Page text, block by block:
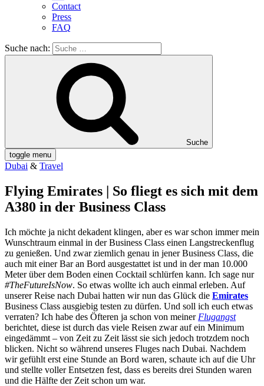
Contact
Press
FAQ
Suche nach:
Suche
toggle menu
Dubai & Travel
Flying Emirates | So fliegt es sich mit dem
A380 in der Business Class
Ich möchte ja nicht dekadent klingen, aber es war schon immer mein
Wunschtraum einmal in der Business Class einen Langstreckenflug
zu genießen. Und zwar ziemlich genau in jener Business Class, die
auch mit einer Bar an Bord ausgestattet ist und in der man 10.000
Meter über dem Boden einen Cocktail schlürfen kann. Ich sage nur
#TheFutureIsNow. So etwas wollte ich auch einmal erleben. Auf
unserer Reise nach Dubai hatten wir nun das Glück die Emirates
Business Class ausgiebig testen zu dürfen. Und soll ich euch etwas
verraten? Ich habe des Öfteren ja schon von meiner Flugangst
berichtet, diese ist durch das viele Reisen zwar auf ein Minimum
eingedämmt – von Zeit zu Zeit lässt sie sich jedoch trotzdem noch
blicken. Nicht so während unseres Fluges nach Dubai. Nachdem
wir gefühlt erst eine Stunde an Bord waren, schaute ich auf die Uhr
und stellte voller Entsetzen fest, dass es bereits drei Stunden waren
und die Hälfte der Zeit schon um war.